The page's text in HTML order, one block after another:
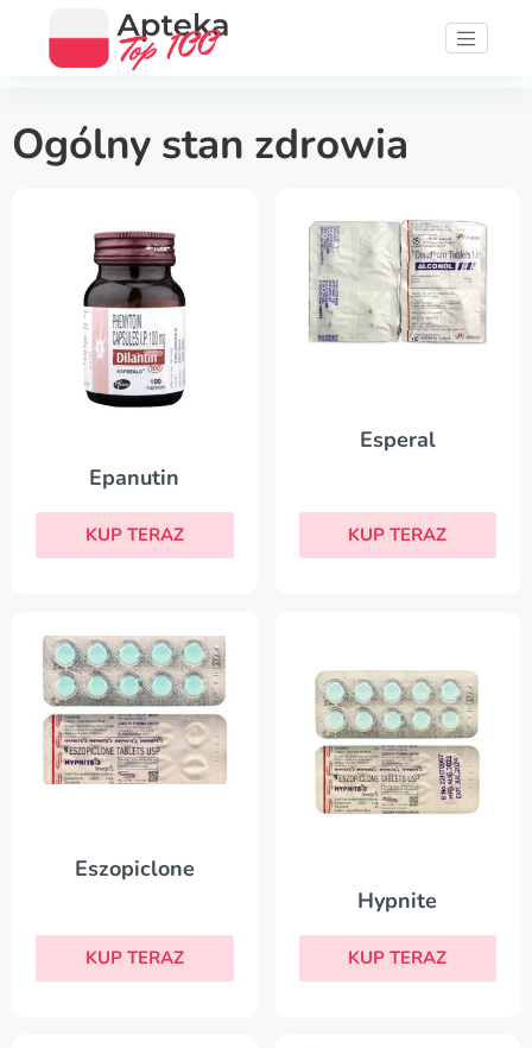
Ogólny stan zdrowia
Epanutin
KUP TERAZ
Esperal
KUP TERAZ
Eszopiclone
KUP TERAZ
Hypnite
KUP TERAZ